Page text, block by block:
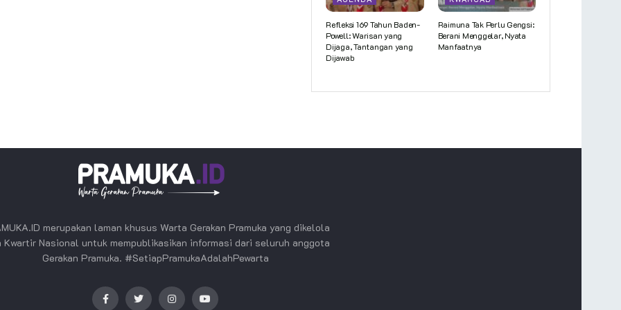
Refleksi 169 Tahun Baden-
Powell: Warisan yang
Dijaga, Tantangan yang
Dijawab
Raimuna Tak Perlu Gengsi:
Berani Menggelar, Nyata
Manfaatnya
merupakan laman khusus Warta Gerakan Pramuka yang dikelola
Kwartir Nasional untuk mempublikasikan informasi dari seluruh anggota
Gerakan Pramuka. #SetiapPramukaAdalahPewarta